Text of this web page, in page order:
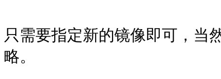
只需要指定新的镜像即可，
略。